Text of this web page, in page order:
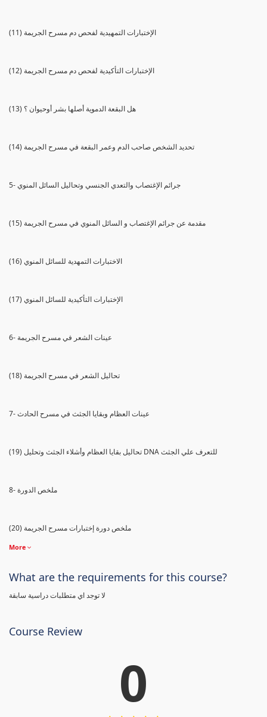
(11) الإختبارات التمهيدية لفحص دم مسرح الجريمة
(12) الإختبارات التأكيدية لفحص دم مسرح الجريمة
(13) هل البقعة الدموية أصلها بشر أوحيوان ؟
(14) تحديد الشخص صاحب الدم وعمر البقعة في مسرح الجريمة
5- جرائم الإغتصاب والتعدي الجنسي وتحاليل السائل المنوي
(15) مقدمة عن جرائم الإغتصاب و السائل المنوي في مسرح الجريمة
(16) الاختبارات التمهدية للسائل المنوي
(17) الإختبارات التأكيدية للسائل المنوي
6- عينات الشعر في مسرح الجريمة
(18) تحاليل الشعر في مسرح الجريمة
7- عينات العظام وبقايا الجثث في مسرح الحادث
(19) تحاليل بقايا العظام وأشلاء الجثث وتحليل DNA للتعرف علي الجثث
8- ملخص الدورة
(20) ملخص دورة إختبارات مسرح الجريمة
More
What are the requirements for this course?
لا توجد اي متطلبات دراسية سابقة
Course Review
0